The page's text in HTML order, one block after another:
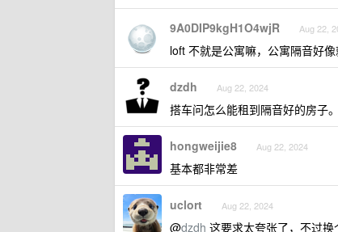
9A0DIP9kgH1O4wjR Aug 22,
loft 不就是公寓嘛，公寓隔音好
dzdh Aug 22, 2024
搭车问怎么能租到隔音好的房子
hongweijie8 Aug 22, 2024
基本都非常差
uclort Aug 22, 2024
@dzdh 这要求太夸张了，不过